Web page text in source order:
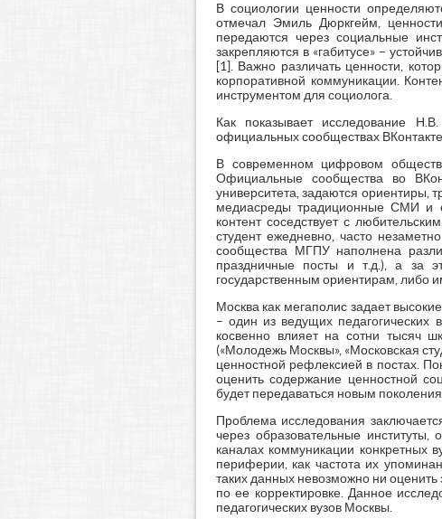
В социологии ценности
отмечал Эмиль Дюркгейм,
передаются через социальные
закрепляются в «габитусе» –
[1]. Важно различать ценности,
корпоративной коммуникации.
инструментом для социолога.
Как показывает исследование
официальных сообществах
В современном цифровом
Официальные сообщества во
университета, задаются ориентиры,
медиасреды традиционные СМИ и
контент соседствует с
студент ежедневно, часто
сообщества МГПУ наполнена
праздничные посты и т.д.), а за
государственным ориентирам, либо
Москва как мегаполис задает
– один из ведущих педагогических
косвенно влияет на сотни тысяч
(«Молодежь Москвы», «Московская
ценностной рефлексией в постах.
оценить содержание ценностной
будет передаваться новым
Проблема исследования
через образовательные
каналах коммуникации конкретных
периферии, как частота их
таких данных невозможно ни
по ее корректировке. Данное
педагогических вузов Москвы.